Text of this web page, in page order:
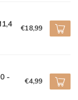
€18,99
- €4,99